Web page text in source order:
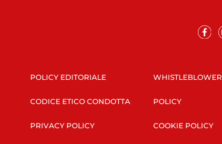
POLICY EDITORIALE
CODICE ETICO CONDOTTA
PRIVACY POLICY
WHISTLEBLOWER
POLICY
COOKIE POLICY